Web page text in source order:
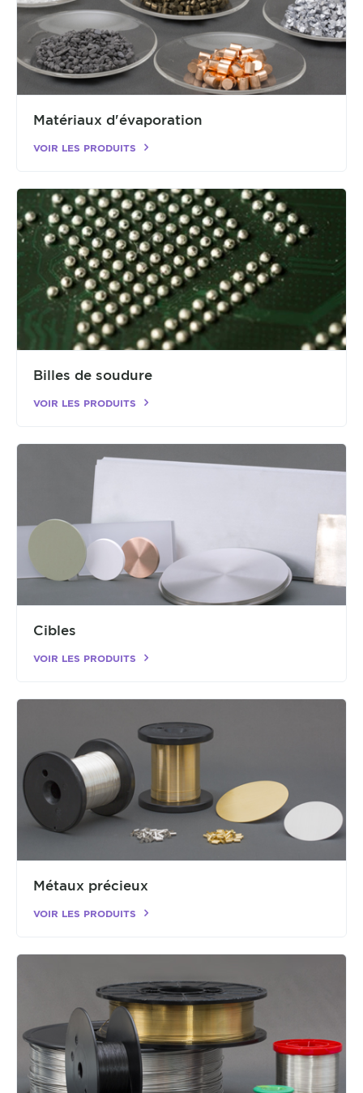
Matériaux d'évaporation
VOIR LES PRODUITS
Billes de soudure
VOIR LES PRODUITS
Cibles
VOIR LES PRODUITS
Métaux précieux
VOIR LES PRODUITS